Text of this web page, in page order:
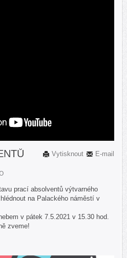
E-mail
Vytisknout
prací absolventů výtvarného
na Palackého náměstí v
v pátek 7.5.2021 v 15.30 hod.
zveme!